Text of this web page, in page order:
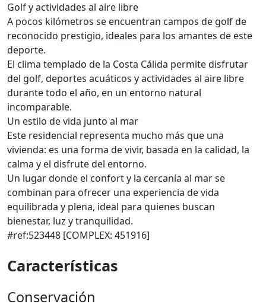
Golf y actividades al aire libre
A pocos kilómetros se encuentran campos de golf de
reconocido prestigio, ideales para los amantes de este
deporte.
El clima templado de la Costa Cálida permite disfrutar
del golf, deportes acuáticos y actividades al aire libre
durante todo el año, en un entorno natural
incomparable.
Un estilo de vida junto al mar
Este residencial representa mucho más que una
vivienda: es una forma de vivir, basada en la calidad, la
calma y el disfrute del entorno.
Un lugar donde el confort y la cercanía al mar se
combinan para ofrecer una experiencia de vida
equilibrada y plena, ideal para quienes buscan
bienestar, luz y tranquilidad.
#ref:523448 [COMPLEX: 451916]
Características
Conservación